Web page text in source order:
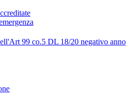
99 co.5 DL 18/20 negativo anno